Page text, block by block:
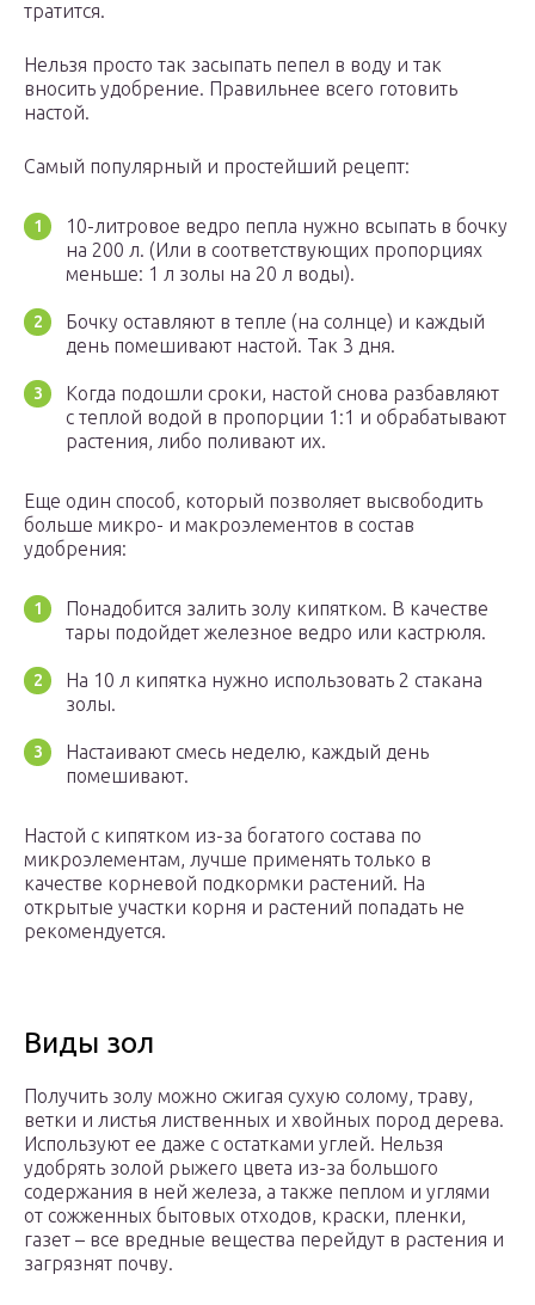
тратится.
Нельзя просто так засыпать пепел в воду и так
вносить удобрение. Правильнее всего готовить
настой.
Самый популярный и простейший рецепт:
10-литровое ведро пепла нужно всыпать в бочку
на 200 л. (Или в соответствующих пропорциях
меньше: 1 л золы на 20 л воды).
Бочку оставляют в тепле (на солнце) и каждый
день помешивают настой. Так 3 дня.
Когда подошли сроки, настой снова разбавляют
с теплой водой в пропорции 1:1 и обрабатывают
растения, либо поливают их.
Еще один способ, который позволяет высвободить
больше микро- и макроэлементов в состав
удобрения:
Понадобится залить золу кипятком. В качестве
тары подойдет железное ведро или кастрюля.
На 10 л кипятка нужно использовать 2 стакана
золы.
Настаивают смесь неделю, каждый день
помешивают.
Настой с кипятком из-за богатого состава по
микроэлементам, лучше применять только в
качестве корневой подкормки растений. На
открытые участки корня и растений попадать не
рекомендуется.
Виды зол
Получить золу можно сжигая сухую солому, траву,
ветки и листья лиственных и хвойных пород дерева.
Используют ее даже с остатками углей. Нельзя
удобрять золой рыжего цвета из-за большого
содержания в ней железа, а также пеплом и углями
от сожженных бытовых отходов, краски, пленки,
газет – все вредные вещества перейдут в растения и
загрязнят почву.